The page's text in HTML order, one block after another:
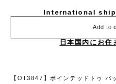
International
Add to
日本国内にお住
【OT3847】ポインテッドトゥ バ